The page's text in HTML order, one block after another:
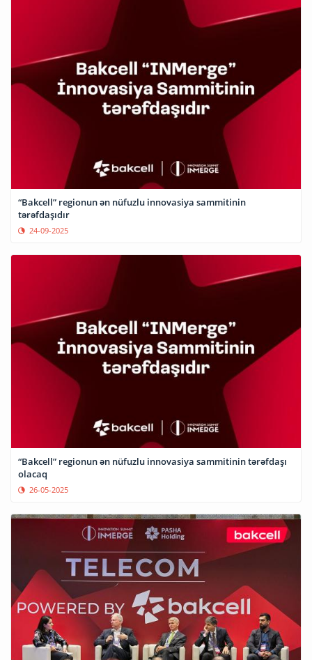
“Bakcell” regionun ən nüfuzlu innovasiya sammitinin
tərəfdaşıdır
24-09-2025
“Bakcell” regionun ən nüfuzlu innovasiya sammitinin tərəfdaşı
olacaq
26-05-2025